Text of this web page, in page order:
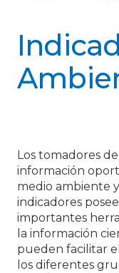
Los tomadores
información
medio ambiente
indicadores
importantes
la información
pueden facilitar
los diferentes